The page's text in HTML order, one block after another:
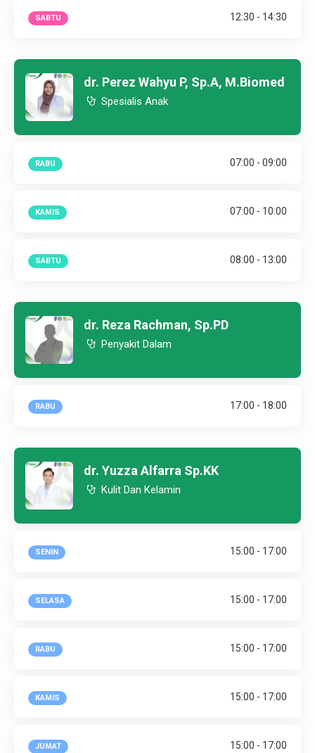
SABTU 12:30 - 14:30
dr. Perez Wahyu P, Sp.A, M.Biomed
Spesialis Anak
RABU 07:00 - 09:00
KAMIS 07:00 - 10:00
SABTU 08:00 - 13:00
dr. Reza Rachman, Sp.PD
Penyakit Dalam
RABU 17:00 - 18:00
dr. Yuzza Alfarra Sp.KK
Kulit Dan Kelamin
SENIN 15:00 - 17:00
SELASA 15:00 - 17:00
RABU 15:00 - 17:00
KAMIS 15:00 - 17:00
JUMAT 15:00 - 17:00